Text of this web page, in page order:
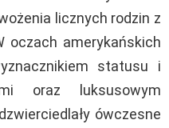
licznych rodzin z
oczach amerykańskich
statusu i
oraz luksusowym
ówczesne